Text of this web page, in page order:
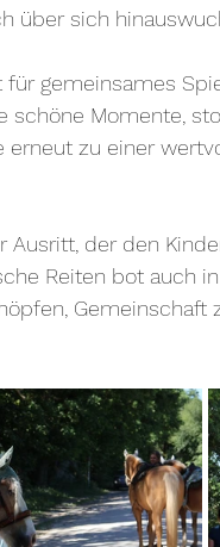
über sich
gemeinsames
schöne Momente,
zu einer
der den
Reiten bot auch